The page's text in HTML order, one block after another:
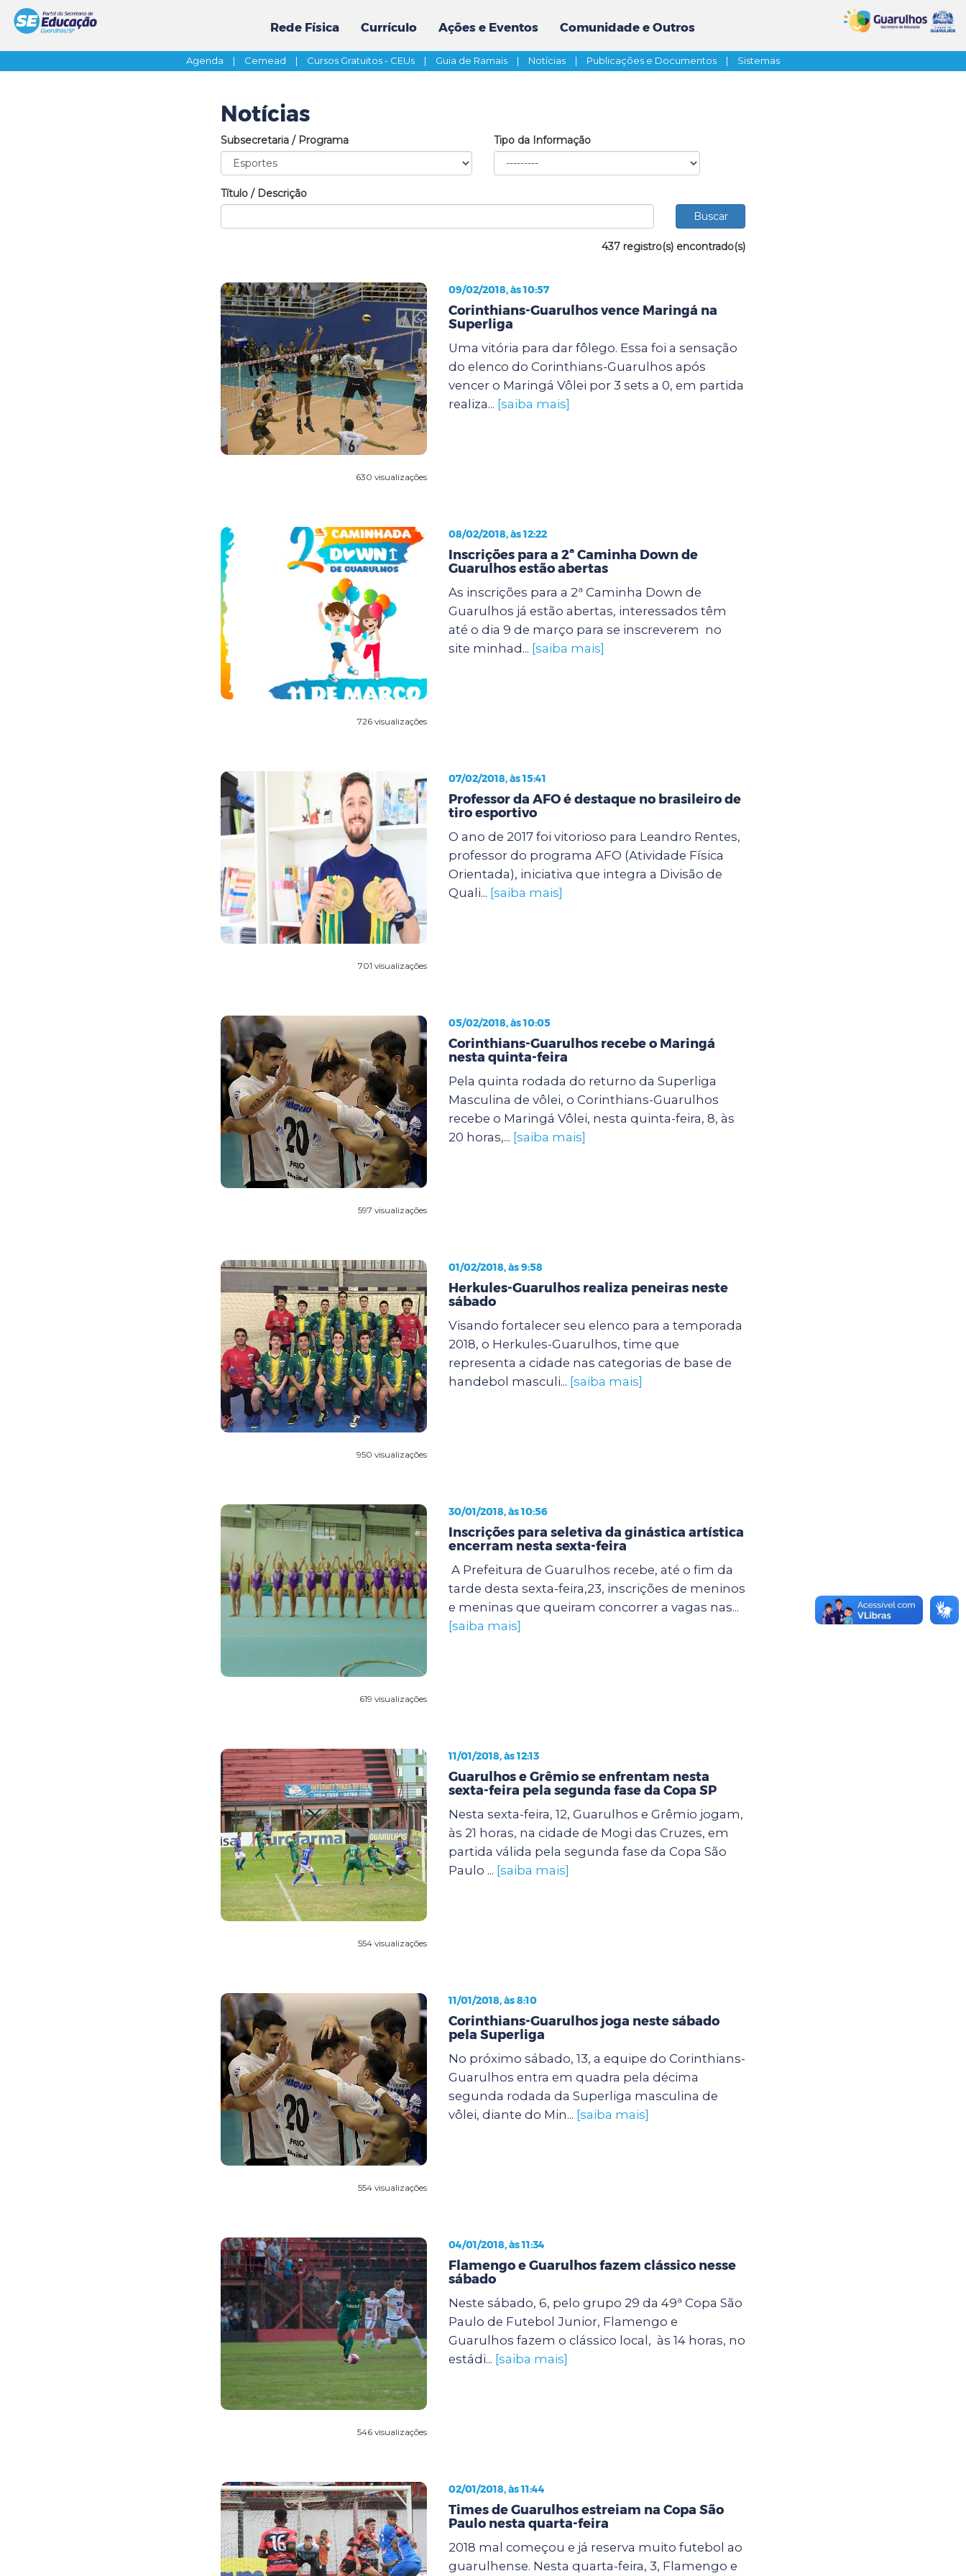
Rede Física Currículo Ações e Eventos Comunidade e Outros
Agenda | Cemead | Cursos Gratuitos - CEUs | Guia de Ramais | Notícias | Publicações e Documentos | Sistemas
Notícias
Subsecretaria / Programa Tipo da Informação
Título / Descrição
437 registro(s) encontrado(s)
630 visualizações
09/02/2018, às 10:57
Corinthians-Guarulhos vence Maringá na
Superliga
Uma vitória para dar fôlego. Essa foi a sensação
do elenco do Corinthians-Guarulhos após
vencer o Maringá Vôlei por 3 sets a 0, em partida
realiza... [saiba mais]
726 visualizações
08/02/2018, às 12:22
Inscrições para a 2ª Caminha Down de
Guarulhos estão abertas
As inscrições para a 2ª Caminha Down de
Guarulhos já estão abertas, interessados têm
até o dia 9 de março para se inscreverem no
site minhad... [saiba mais]
701 visualizações
07/02/2018, às 15:41
Professor da AFO é destaque no brasileiro de
tiro esportivo
O ano de 2017 foi vitorioso para Leandro Rentes,
professor do programa AFO (Atividade Física
Orientada), iniciativa que integra a Divisão de
Quali... [saiba mais]
597 visualizações
05/02/2018, às 10:05
Corinthians-Guarulhos recebe o Maringá
nesta quinta-feira
Pela quinta rodada do returno da Superliga
Masculina de vôlei, o Corinthians-Guarulhos
recebe o Maringá Vôlei, nesta quinta-feira, 8, às
20 horas,... [saiba mais]
950 visualizações
01/02/2018, às 9:58
Herkules-Guarulhos realiza peneiras neste
sábado
Visando fortalecer seu elenco para a temporada
2018, o Herkules-Guarulhos, time que
representa a cidade nas categorias de base de
handebol masculi... [saiba mais]
619 visualizações
30/01/2018, às 10:56
Inscrições para seletiva da ginástica artística
encerram nesta sexta-feira
A Prefeitura de Guarulhos recebe, até o fim da
tarde desta sexta-feira,23, inscrições de meninos
e meninas que queiram concorrer a vagas nas...
[saiba mais]
554 visualizações
11/01/2018, às 12:13
Guarulhos e Grêmio se enfrentam nesta
sexta-feira pela segunda fase da Copa SP
Nesta sexta-feira, 12, Guarulhos e Grêmio jogam,
às 21 horas, na cidade de Mogi das Cruzes, em
partida válida pela segunda fase da Copa São
Paulo ... [saiba mais]
554 visualizações
11/01/2018, às 8:10
Corinthians-Guarulhos joga neste sábado
pela Superliga
No próximo sábado, 13, a equipe do Corinthians-
Guarulhos entra em quadra pela décima
segunda rodada da Superliga masculina de
vôlei, diante do Min... [saiba mais]
546 visualizações
04/01/2018, às 11:34
Flamengo e Guarulhos fazem clássico nesse
sábado
Neste sábado, 6, pelo grupo 29 da 49ª Copa São
Paulo de Futebol Junior, Flamengo e
Guarulhos fazem o clássico local, às 14 horas, no
estádi... [saiba mais]
02/01/2018, às 11:44
Times de Guarulhos estreiam na Copa São
Paulo nesta quarta-feira
2018 mal começou e já reserva muito futebol ao
guarulhense. Nesta quarta-feira, 3, Flamengo e